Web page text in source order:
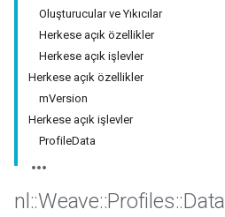
Oluşturucular ve Yıkıcılar
Herkese açık özellikler
Herkese açık işlevler
Herkese açık özellikler
mVersion
Herkese açık işlevler
ProfileData
nl ::Weave::Profiles::Data